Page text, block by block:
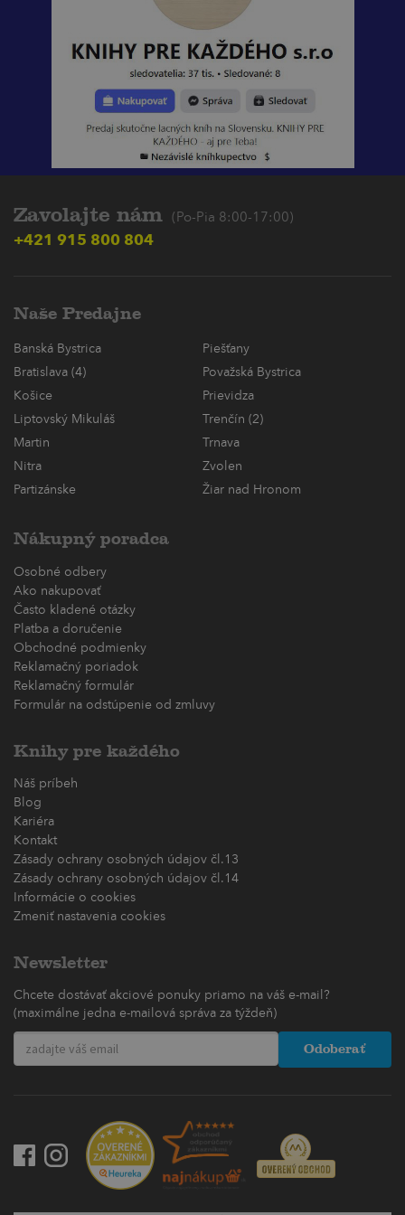
Zavolajte nám (Po-Pia 8:00-17:00)
+421 915 800 804
Naše Predajne
Banská Bystrica
Piešťany
Bratislava (4)
Považská Bystrica
Košice
Prievidza
Liptovský Mikuláš
Trenčín (2)
Martin
Trnava
Nitra
Zvolen
Partizánske
Žiar nad Hronom
Nákupný poradca
Osobné odbery
Ako nakupovať
Často kladené otázky
Platba a doručenie
Obchodné podmienky
Reklamačný poriadok
Reklamačný formulár
Formulár na odstúpenie od zmluvy
Knihy pre každého
Náš príbeh
Blog
Kariéra
Kontakt
Zásady ochrany osobných údajov čl.13
Zásady ochrany osobných údajov čl.14
Informácie o cookies
Zmeniť nastavenia cookies
Newsletter
Chcete dostávať akciové ponuky priamo na váš e-mail?
(maximálne jedna e-mailová správa za týždeň)
Odoberať